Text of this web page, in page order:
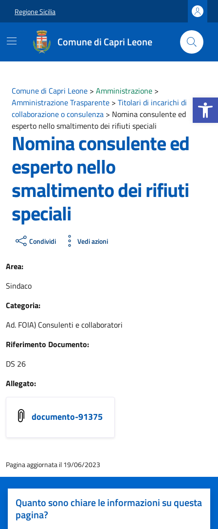
Apri la
Regione Sicilia
Comune di Capri Leone
Comune di Capri Leone > Amministrazione >
Amministrazione Trasparente > Titolari di incarichi di
collaborazione o consulenza > Nomina consulente ed
esperto nello smaltimento dei rifiuti speciali
Nomina consulente ed
esperto nello
smaltimento dei rifiuti
speciali
Condividi Vedi azioni
Area:
Sindaco
Categoria:
Ad. FOIA) Consulenti e collaboratori
Riferimento Documento:
DS 26
Allegato:
documento-91375
Pagina aggiornata il 19/06/2023
Quanto sono chiare le informazioni su questa
pagina?